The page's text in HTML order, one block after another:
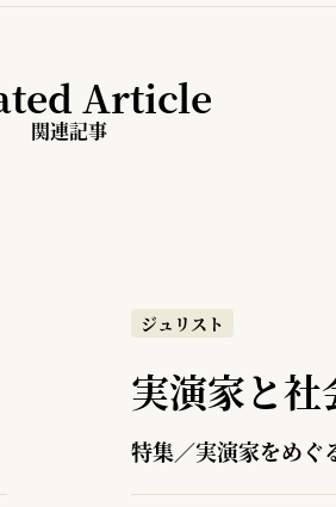
Article
関連記事
ジュリスト
実演家と社
特集／実演家をめぐ